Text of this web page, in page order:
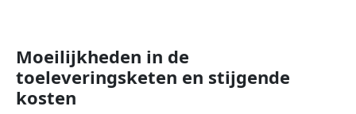
Moeilijkheden in de
toeleveringsketen en stijgende
kosten